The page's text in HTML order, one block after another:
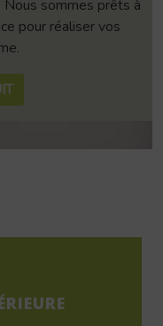
sommes prêts à
pour réaliser vos